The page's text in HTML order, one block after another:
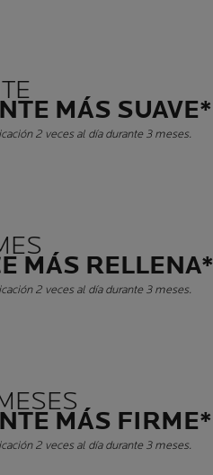
MÁS SUAVE*
2 veces al día durante 3 meses.
MÁS RELLENA*
2 veces al día durante 3 meses.
MÁS FIRME*
2 veces al día durante 3 meses.